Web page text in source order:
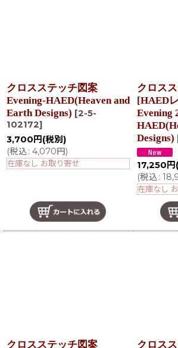
クロスステッチ図案
Evening-HAED(Heaven and
Earth Designs) [2-5-
102172]
3,700 円 (税別)
(税込: 4,070円)
在庫なし お取り寄せ
クロス
[HAED
Evening
Designs)
17,250 円
(税込:
在庫なし
クロスステッチ図案 クロス